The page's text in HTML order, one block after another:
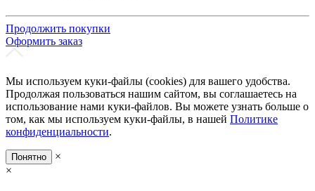
Продолжить покупки
Оформить заказ
Мы используем куки-файлы (cookies) для вашего удобства.
Продолжая пользоваться нашим сайтом, вы соглашаетесь на
использование нами куки-файлов. Вы можете узнать больше о
том, как мы используем куки-файлы, в нашей Политике
конфиденциальности.
Понятно
×
×